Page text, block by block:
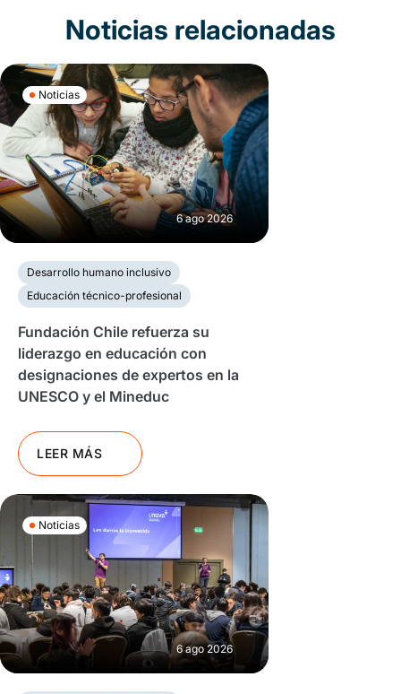
Noticias relacionadas
Noticias
6 ago 2026
Desarrollo humano inclusivo
Educación técnico-profesional
Fundación Chile refuerza su
liderazgo en educación con
designaciones de expertos en la
UNESCO y el Mineduc
LEER MÁS
Noticias
6 ago 2026